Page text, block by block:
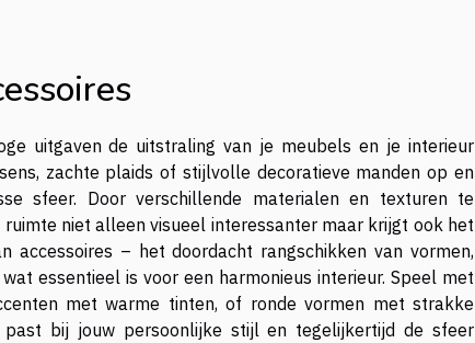
uitgaven de uitstraling van je meubels en je interieur
zachte plaids of stijlvolle decoratieve manden op en
sfeer. Door verschillende materialen en texturen te
niet alleen visueel interessanter maar krijgt ook het
accessoires – het doordacht rangschikken van vormen,
essentieel is voor een harmonieus interieur. Speel met
met warme tinten, of ronde vormen met strakke
bij jouw persoonlijke stijl en tegelijkertijd de sfeer